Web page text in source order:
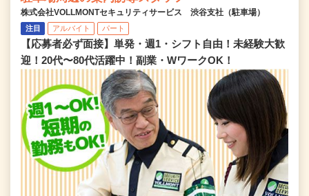
株式会社VOLLMONTセキュリティサービス 渋谷支社（駐車場）
注目 アルバイト パート
【応募者必ず面接】単発・週1・シフト自由！未経験大歓
迎！20代〜80代活躍中！副業・WワークOK！